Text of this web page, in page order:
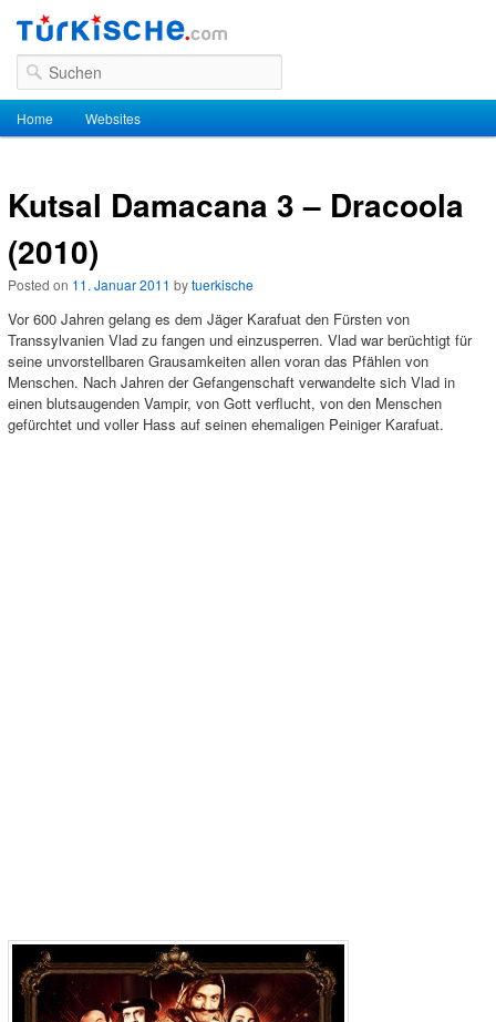
Suchen
Hauptmenü
Zum Inhalt wechseln
Zum sekundären Inhalt wechseln
Home Websites
Kutsal Damacana 3 – Dracoola
(2010)
Posted on 11. Januar 2011 bytuerkische
Vor 600 Jahren gelang es dem Jäger Karafuat den Fürsten von
Transsylvanien Vlad zu fangen und einzusperren. Vlad war berüchtigt für
seine unvorstellbaren Grausamkeiten allen voran das Pfählen von
Menschen. Nach Jahren der Gefangenschaft verwandelte sich Vlad in
einen blutsaugenden Vampir, von Gott verflucht, von den Menschen
gefürchtet und voller Hass auf seinen ehemaligen Peiniger Karafuat.